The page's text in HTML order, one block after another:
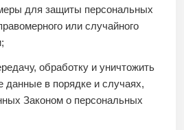
для защиты персональных
или случайного
обработку и уничтожить
данные в порядке и случаях,
Законом о персональных